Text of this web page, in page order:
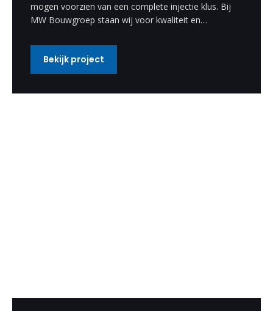
mogen voorzien van een complete injectie klus. Bij
MW Bouwgroep staan wij voor kwaliteit en
Bekijk project